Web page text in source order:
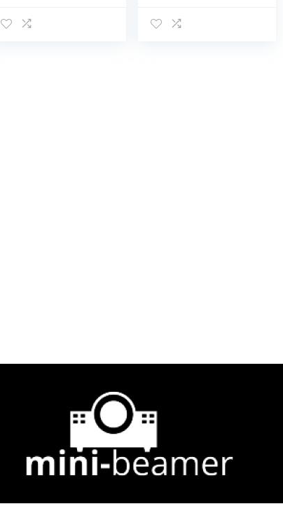
projector, Dolby
Projecteur Video